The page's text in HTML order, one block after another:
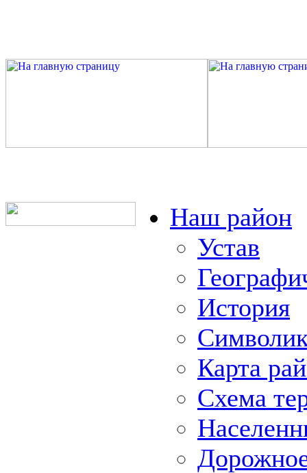
Наш район
Устав
История
Карта
Схема